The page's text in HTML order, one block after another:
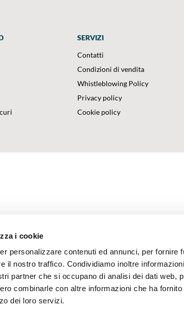
i cookie
personalizzare contenuti ed annunci, per fornire
il nostro traffico. Condividiamo inoltre
partner che si occupano di analisi dei dati web,
combinarle con altre informazioni che ha
dei loro servizi.
SERVIZI
Contatti
Condizioni di vendita
Whistleblowing Policy
Privacy policy
Cookie policy